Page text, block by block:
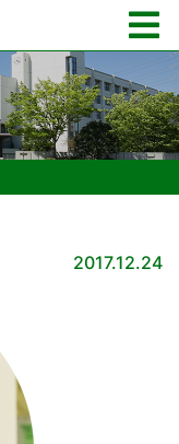
2017.12.24